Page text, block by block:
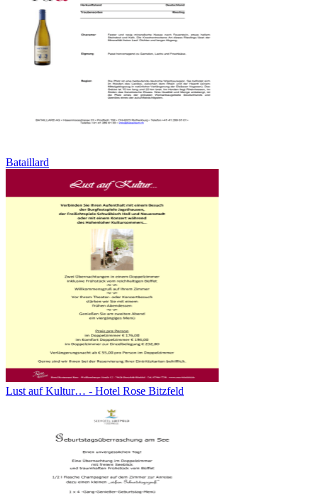
Bataillard
Lust auf Kultur… - Hotel Rose Bitzfeld